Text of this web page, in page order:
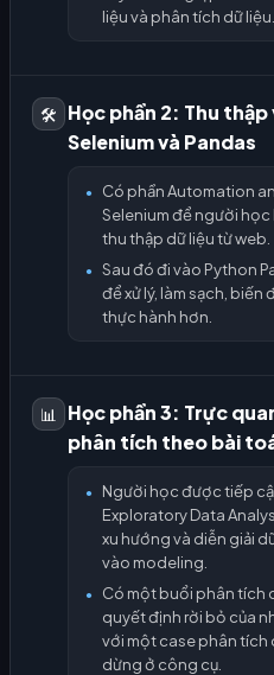
liệu và phân tích dữ liệu.
🛠️
Học phần 2: Thu thập
Selenium và Pandas
●
Có phần Automation
Selenium để người
thu thập dữ liệu từ web.
●
Sau đó đi vào Python
để xử lý, làm sạch,
thực hành hơn.
📊
Học phần 3: Trực
phân tích theo bài
●
Người học được tiếp
Exploratory Data
xu hướng và diễn giải
vào modeling.
●
Có một buổi phân tích
quyết định rời bỏ của
với một case phân tích
dừng ở công cụ.